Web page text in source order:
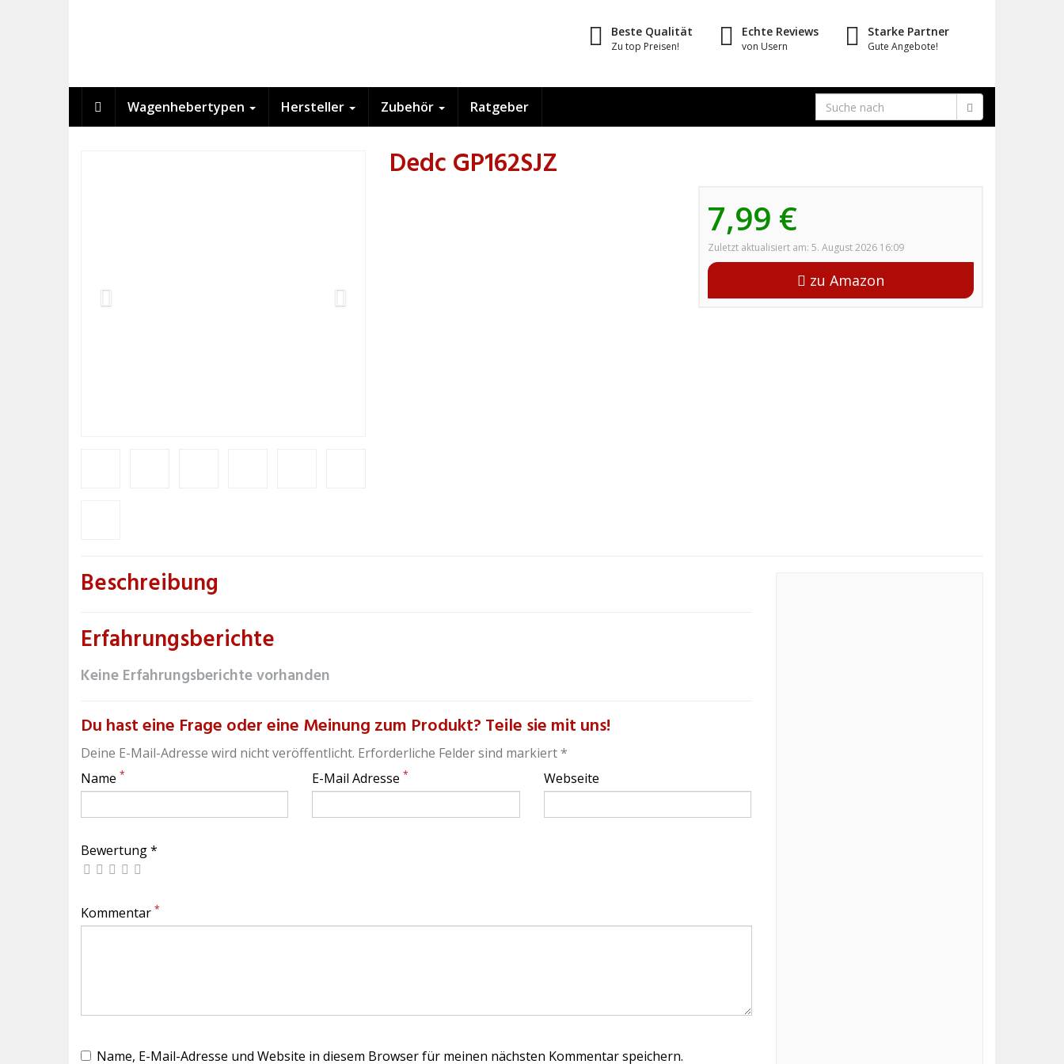
Beste Qualität
Zu top Preisen!
Echte Reviews
von Usern
Starke Partner
Gute Angebote!
Wagenhebertypen Hersteller Zubehör Ratgeber
Dedc GP162SJZ
7,99 €
Zuletzt aktualisiert am: 5. August 2026 16:09
zu Amazon
Beschreibung
Erfahrungsberichte
Keine Erfahrungsberichte vorhanden
Du hast eine Frage oder eine Meinung zum Produkt? Teile sie mit uns!
Deine E-Mail-Adresse wird nicht veröffentlicht. Erforderliche Felder sind markiert *
Name * E-Mail Adresse* Webseite
Bewertung *
Kommentar *
Name, E-Mail-Adresse und Website in diesem Browser für meinen nächsten Kommentar speichern.